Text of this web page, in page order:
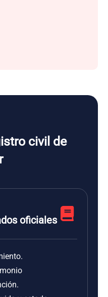
civil de
oficiales